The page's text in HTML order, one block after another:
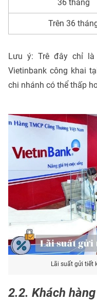
36 tháng
Trên 36
Lưu ý: Trê đây chỉ
Vietinbank công khai
chi nhánh có thể thấp
Lãi suất gửi tiết
2.2. Khách